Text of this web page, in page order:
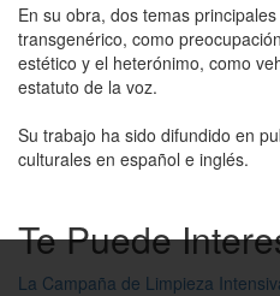
En su obra, dos temas
transgenérico, como
estético y el heterónimo, como
estatuto de la voz.
Su trabajo ha sido difundido en
culturales en español e inglés.
Te Puede
La Campaña de Limpieza